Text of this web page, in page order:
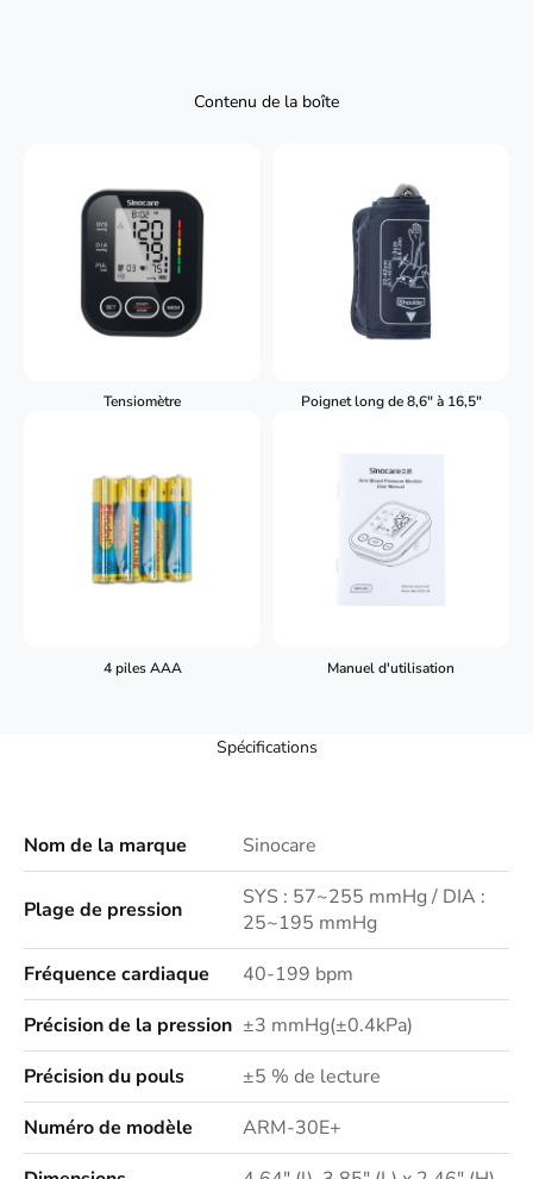
Contenu de la boîte
Tensiomètre Poignet long de 8,6" à 16,5"
4 piles AAA Manuel d'utilisation
Spécifications
Nom de la marque Sinocare
Plage de pression
SYS : 57~255 mmHg / DIA :
25~195 mmHg
Fréquence cardiaque
40-199 bpm
Précision de la pression ±3 mmHg(±0.4kPa)
Précision du pouls
±5 % de lecture
Numéro de modèle
ARM-30E+